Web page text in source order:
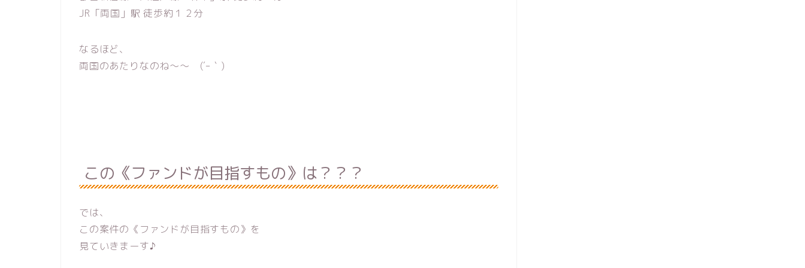
JR「両国」駅 徒歩約１２分
なるほど、
両国のあたりなのね〜〜 (´ｰ｀)
この《ファンドが目指すもの》は？？？
では、
この案件の《ファンドが目指すもの》を
見ていきまーす♪